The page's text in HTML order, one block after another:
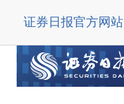
证券日报官方网站